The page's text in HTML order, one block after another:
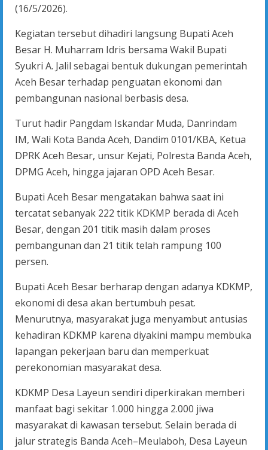
(16/5/2026).
Kegiatan tersebut dihadiri langsung Bupati Aceh
Besar H. Muharram Idris bersama Wakil Bupati
Syukri A. Jalil sebagai bentuk dukungan pemerintah
Aceh Besar terhadap penguatan ekonomi dan
pembangunan nasional berbasis desa.
Turut hadir Pangdam Iskandar Muda, Danrindam
IM, Wali Kota Banda Aceh, Dandim 0101/KBA, Ketua
DPRK Aceh Besar, unsur Kejati, Polresta Banda Aceh,
DPMG Aceh, hingga jajaran OPD Aceh Besar.
Bupati Aceh Besar mengatakan bahwa saat ini
tercatat sebanyak 222 titik KDKMP berada di Aceh
Besar, dengan 201 titik masih dalam proses
pembangunan dan 21 titik telah rampung 100
persen.
Bupati Aceh Besar berharap dengan adanya KDKMP,
ekonomi di desa akan bertumbuh pesat.
Menurutnya, masyarakat juga menyambut antusias
kehadiran KDKMP karena diyakini mampu membuka
lapangan pekerjaan baru dan memperkuat
perekonomian masyarakat desa.
KDKMP Desa Layeun sendiri diperkirakan memberi
manfaat bagi sekitar 1.000 hingga 2.000 jiwa
masyarakat di kawasan tersebut. Selain berada di
jalur strategis Banda Aceh–Meulaboh, Desa Layeun